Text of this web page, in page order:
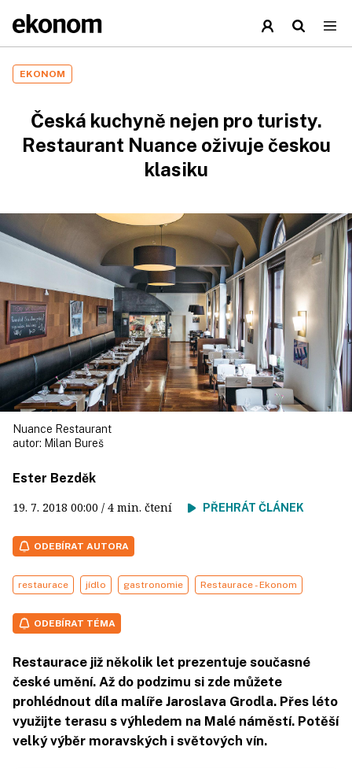
EKONOM
Česká kuchyně nejen pro turisty.
Restaurant Nuance oživuje českou
klasiku
Nuance Restaurant
autor: Milan Bureš
Ester Bezděk
19. 7. 2018 00:00 / 4 min. čtení PŘEHRÁT ČLÁNEK
ODEBÍRAT AUTORA
restaurace jídlo gastronomie Restaurace - Ekonom
ODEBÍRAT TÉMA
Restaurace již několik let prezentuje současné
české umění. Až do podzimu si zde můžete
prohlédnout díla malíře Jaroslava Grodla. Přes léto
využijte terasu s výhledem na Malé náměstí. Potěší
velký výběr moravských i světových vín.